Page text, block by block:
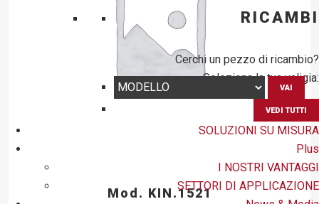
RICAMBI
Cerchi un pezzo di ricambio?
Seleziona la tua valigia:
VAI
VEDI TUTTI
SOLUZIONI SU MISURA
Plus
I NOSTRI VANTAGGI
SETTORI DI APPLICAZIONE
Mod. KIN.1521